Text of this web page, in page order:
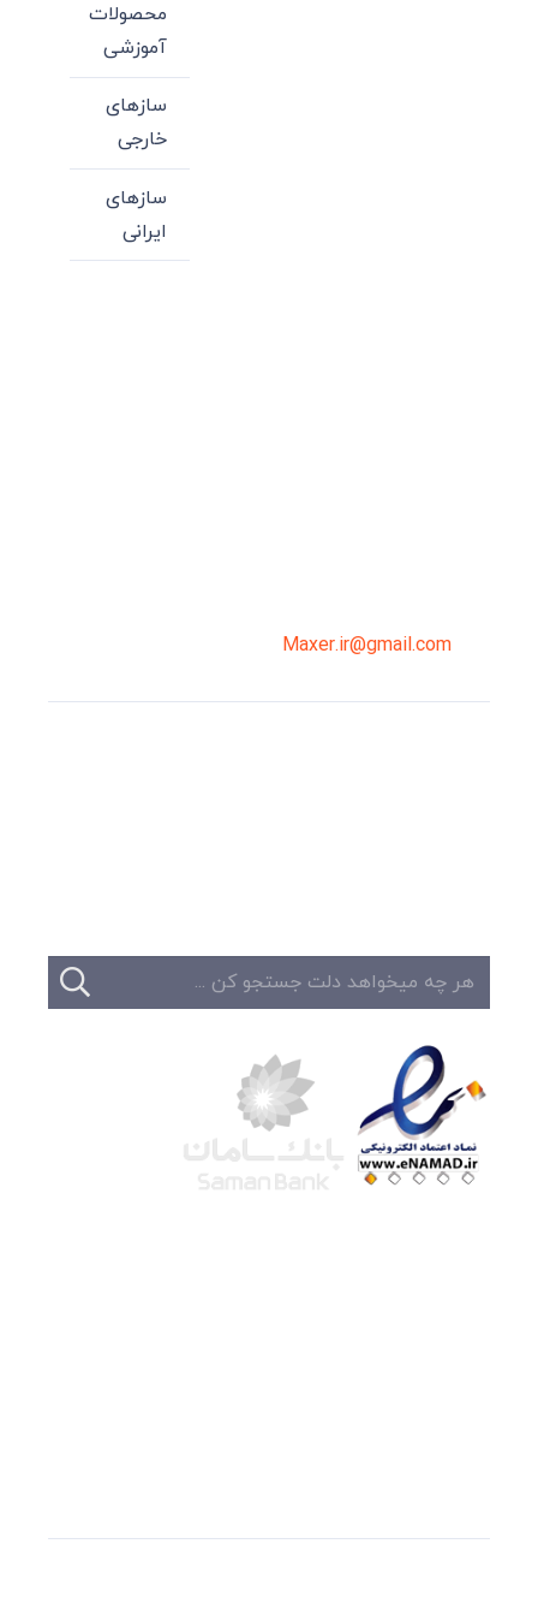
محصولات
آموزشی
سازهای
خارجی
سازهای
ایرانی
Maxer.ir@gmail.com